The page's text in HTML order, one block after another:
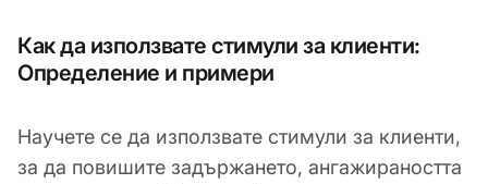
Как да използвате стимули за клиенти:
Определение и примери
Научете се да използвате стимули за клиенти,
за да повишите задържането, ангажираността